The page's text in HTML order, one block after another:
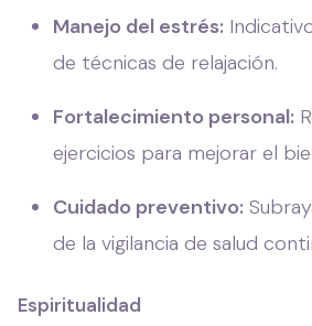
Manejo del estrés:
de técnicas de relajación.
Fortalecimiento personal:
ejercicios para mejorar el
Cuidado preventivo:
de la vigilancia de salud
Espiritualidad